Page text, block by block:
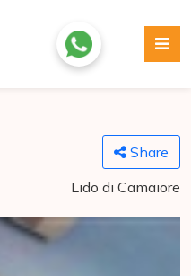
Share
Lido di Camaiore